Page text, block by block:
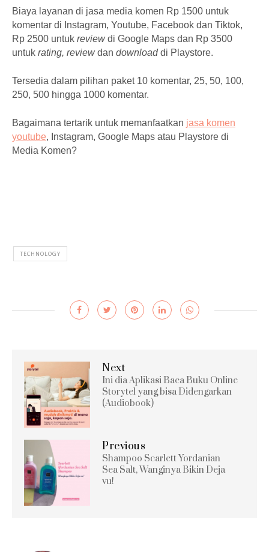
Biaya layanan di jasa media komen Rp 1500 untuk
komentar di Instagram, Youtube, Facebook dan Tiktok,
Rp 2500 untuk reviewdi Google Maps dan Rp 3500
untuk rating, reviewdan downloaddi Playstore.
Tersedia dalam pilihan paket 10 komentar, 25, 50, 100,
250, 500 hingga 1000 komentar.
Bagaimana tertarik untuk memanfaatkan jasa komen
youtube, Instagram, Google Maps atau Playstore di
Media Komen?
TECHNOLOGY
Next
Ini dia Aplikasi Baca Buku Online
Storytel yang bisa Didengarkan
(Audiobook)
Previous
Shampoo Scarlett Yordanian
Sea Salt, Wanginya Bikin Deja
vu!